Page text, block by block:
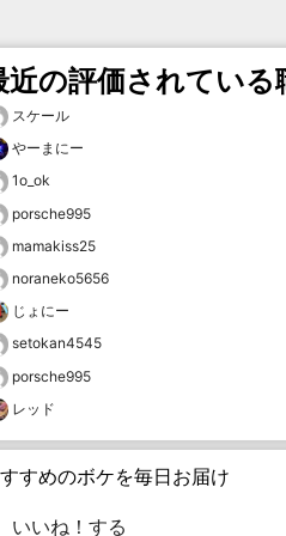
近の評価されている
スケール
やーまにー
1o_ok
porsche995
mamakiss25
noraneko5656
じょにー
setokan4545
porsche995
レッド
すめのボケを毎日お届け
いいね！する